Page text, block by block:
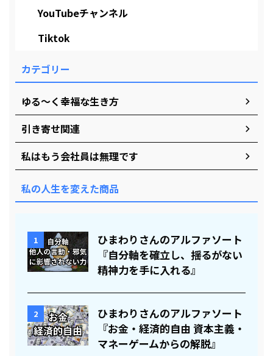
YouTubeチャンネル
Tiktok
カテゴリー
ゆる～く幸福な生き方
引き寄せ関連
私はもう会社員は無理です
私の人生を変えた商品
1
ひまわりさんのアルファソート
『自分軸を確立し、揺るがない
精神力を手に入れる』
2
ひまわりさんのアルファソート
『お金・経済的自由 資本主義・
マネーゲームからの解脱』